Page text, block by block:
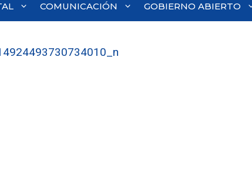
COMUNICACIÓN GOBIERNO ABIERTO